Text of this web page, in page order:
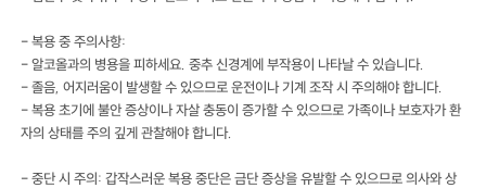
- 복용 중 주의사항:
- 알코올과의 병용을 피하세요. 중추 신경계에 부작용이 나타날 수 있습니다.
- 졸음, 어지러움이 발생할 수 있으므로 운전이나 기계 조작 시 주의해야 합니다.
- 복용 초기에 불안 증상이나 자살 충동이 증가할 수 있으므로 가족이나 보호자가 환
자의 상태를 주의 깊게 관찰해야 합니다.
- 중단 시 주의: 갑작스러운 복용 중단은 금단 증상을 유발할 수 있으므로 의사와 상